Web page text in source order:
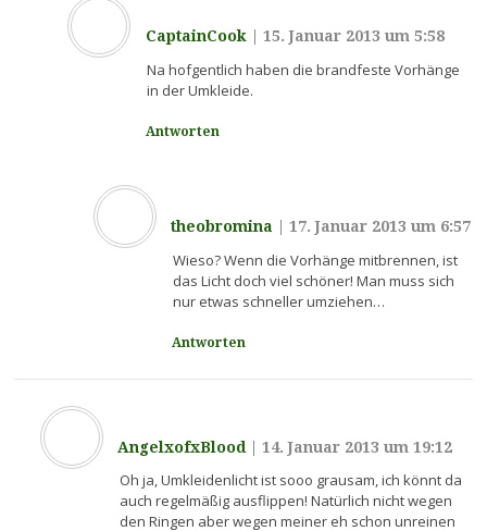
CaptainCook| 15. Januar 2013 um 5:58
Na hofgentlich haben die brandfeste Vorhänge
in der Umkleide.
Antworten
theobromina |17. Januar 2013 um 6:57
Wieso? Wenn die Vorhänge mitbrennen, ist
das Licht doch viel schöner! Man muss sich
nur etwas schneller umziehen…
Antworten
AngelxofxBlood |14. Januar 2013 um 19:12
Oh ja, Umkleidenlicht ist sooo grausam, ich könnt da
auch regelmäßig ausflippen! Natürlich nicht wegen
den Ringen aber wegen meiner eh schon unreinen